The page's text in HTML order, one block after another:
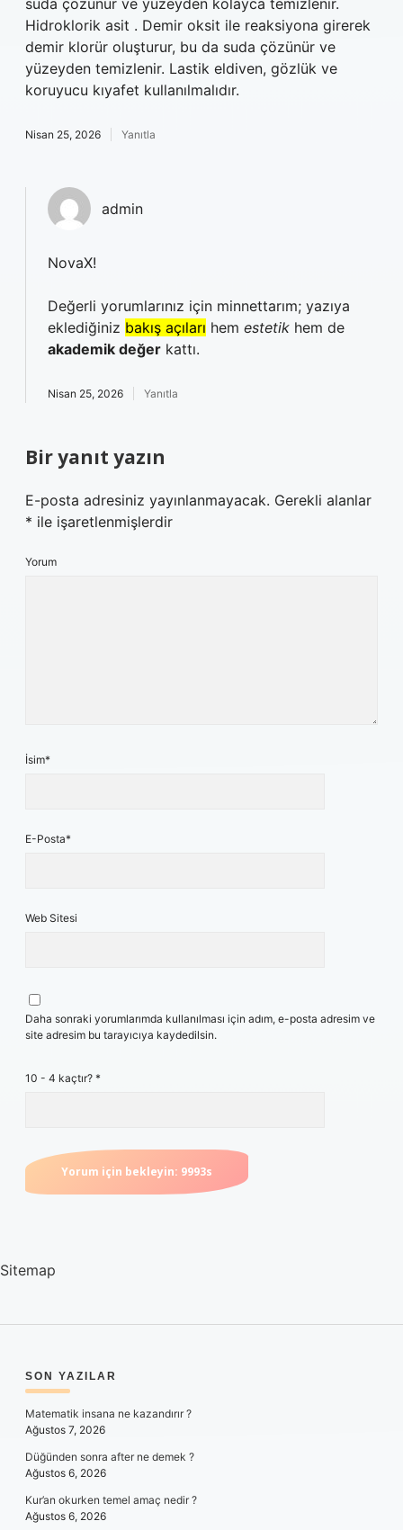
suda çözünür ve yüzeyden kolayca temizlenir.
Hidroklorik asit . Demir oksit ile reaksiyona girerek
demir klorür oluşturur, bu da suda çözünür ve
yüzeyden temizlenir. Lastik eldiven, gözlük ve
koruyucu kıyafet kullanılmalıdır.
Nisan 25, 2026 Yanıtla
admin
NovaX!
Değerli yorumlarınız için minnettarım; yazıya
eklediğiniz bakış açıları hem estetik hem de
akademik değer kattı.
Nisan 25, 2026 Yanıtla
Bir yanıt yazın
E-posta adresiniz yayınlanmayacak. Gerekli alanlar
* ile işaretlenmişlerdir
Yorum
İsim*
E-Posta*
Web Sitesi
Daha sonraki yorumlarımda kullanılması için adım, e-posta adresim ve
site adresim bu tarayıcıya kaydedilsin.
10 - 4 kaçtır? *
Sitemap
SIDEBAR
SON YAZILAR
Matematik insana ne kazandırır ?
Ağustos 7, 2026
Düğünden sonra after ne demek ?
Ağustos 6, 2026
Kur’an okurken temel amaç nedir ?
Ağustos 6, 2026